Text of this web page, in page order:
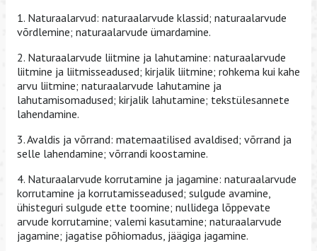
1. Naturaalarvud: naturaalarvude klassid; naturaalarvude
võrdlemine; naturaalarvude ümardamine.
2. Naturaalarvude liitmine ja lahutamine: naturaalarvude
liitmine ja liitmisseadused; kirjalik liitmine; rohkema kui kahe
arvu liitmine; naturaalarvude lahutamine ja
lahutamisomadused; kirjalik lahutamine; tekstülesannete
lahendamine.
3. Avaldis ja võrrand: matemaatilised avaldised; võrrand ja
selle lahendamine; võrrandi koostamine.
4. Naturaalarvude korrutamine ja jagamine: naturaalarvude
korrutamine ja korrutamisseadused; sulgude avamine,
ühisteguri sulgude ette toomine; nullidega lõppevate
arvude korrutamine; valemi kasutamine; naturaalarvude
jagamine; jagatise põhiomadus, jäägiga jagamine.